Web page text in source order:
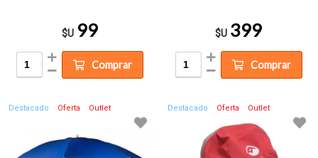
$U 99
Comprar
$U 399
Comprar
Destacado Oferta Outlet Destacado Oferta Outlet